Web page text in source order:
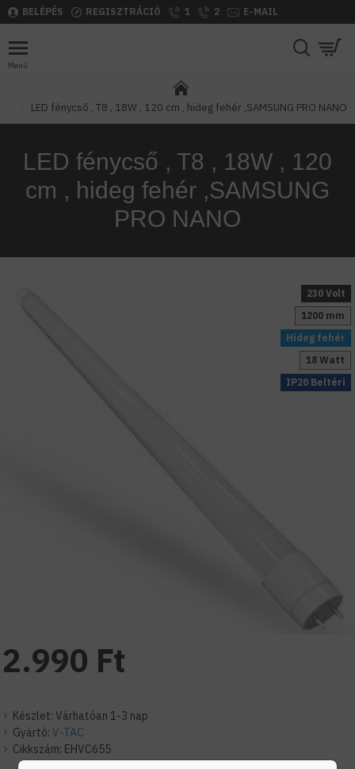
BELÉPÉS REGISZTRÁCIÓ 1 2 E-MAIL
LED fénycső , T8 , 18W , 120 cm , hideg fehér ,SAMSUNG PRO NANO
LED fénycső , T8 , 18W , 120
cm , hideg fehér ,SAMSUNG
PRO NANO
Hideg fehér
IP20 Beltéri
18 Watt
230 Volt
1200 mm
Készlet: Várhatóan 1-3 nap
Gyártó: V-TAC
Cikkszám: EHVC655
2.990 Ft